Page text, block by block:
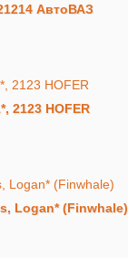
АвтоВАЗ
2123 HOFER
Logan* (Finwhale)